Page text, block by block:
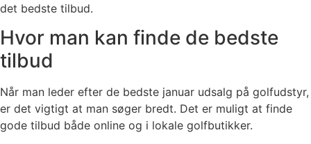
det bedste tilbud.
Hvor man kan finde de bedste
tilbud
Når man leder efter de bedste januar udsalg på golfudstyr,
er det vigtigt at man søger bredt. Det er muligt at finde
gode tilbud både online og i lokale golfbutikker.